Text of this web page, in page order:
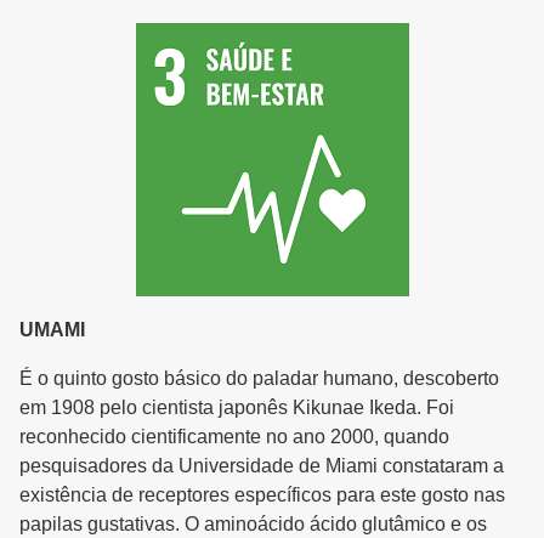
UMAMI
É o quinto gosto básico do paladar humano, descoberto
em 1908 pelo cientista japonês Kikunae Ikeda. Foi
reconhecido cientificamente no ano 2000, quando
pesquisadores da Universidade de Miami constataram a
existência de receptores específicos para este gosto nas
papilas gustativas. O aminoácido ácido glutâmico e os